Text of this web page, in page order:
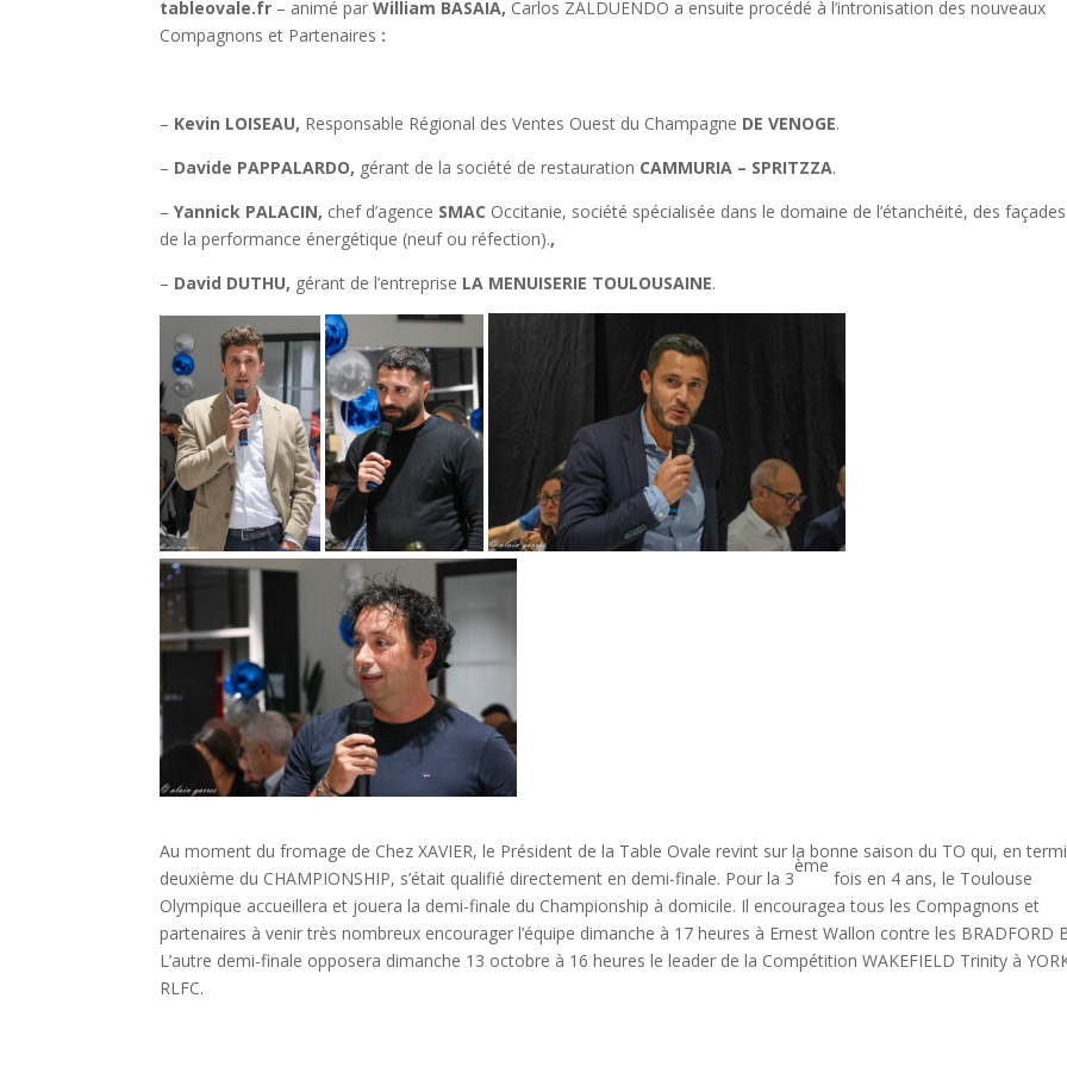
tableovale.fr – animé parWilliam BASAIA, Carlos ZALDUENDO a ensuite procédé à l’intronisation des nouveaux
Compagnons et Partenaires :
– Kevin LOISEAU, Responsable Régional des Ventes Ouest du Champagne DE VENOGE.
– Davide PAPPALARDO, gérant de la société de restauration CAMMURIA – SPRITZZA.
–Yannick PALACIN, chef d’agence SMAC Occitanie, société spécialisée dans le domaine de l’étanchéité, des
de la performance énergétique (neuf ou réfection).,
– David DUTHU, gérant de l’entreprise LA MENUISERIE TOULOUSAINE.
Au moment du fromage de Chez XAVIER, le Président de la Table Ovale revint sur la bonne saison du TO qui, en
deuxième du CHAMPIONSHIP, s’était qualifié directement en demi-finale. Pour la 3
ème
fois en 4 ans, le Toulouse
Olympique accueillera et jouera la demi-finale du Championship à domicile. Il encouragea tous les Compagnons et
partenaires à venir très nombreux encourager l’équipe dimanche à 17 heures à Ernest Wallon contre les BRADFORD
L’autre demi-finale opposera dimanche 13 octobre à 16 heures le leader de la Compétition WAKEFIELD Trinity à
RLFC.